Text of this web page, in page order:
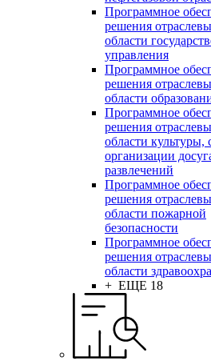
Программное
решения
области
управления
Программное
решения
области
Программное
решения
области культуры,
организации
развлечений
Программное
решения
области пожарной
безопасности
Программное
решения
области
+ ЕЩЕ 18